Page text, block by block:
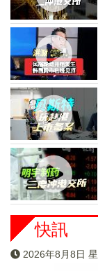
快訊
2026年8月8日